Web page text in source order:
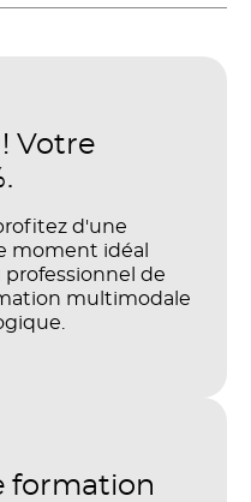
Votre
d'une
moment idéal
professionnel de
multimodale
formation